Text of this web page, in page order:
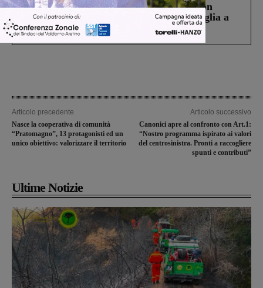
Scomparso da una struttura di Castiglion
Fiorentino l’uomo che aveva ucciso la figlia a
Levane nel 2020
Articolo precedente
Nasce la cooperativa di comunità
“Pratomagno”, 13 protagonisti ed un
unico obiettivo: valorizzare il territorio
Articolo successivo
Canonici apre al confronto con Art.1:
“Nostro programma ispirato ai valori
del centrosinistra. Pronti a raccogliere
spunti e contributi”
Ultime Notizie